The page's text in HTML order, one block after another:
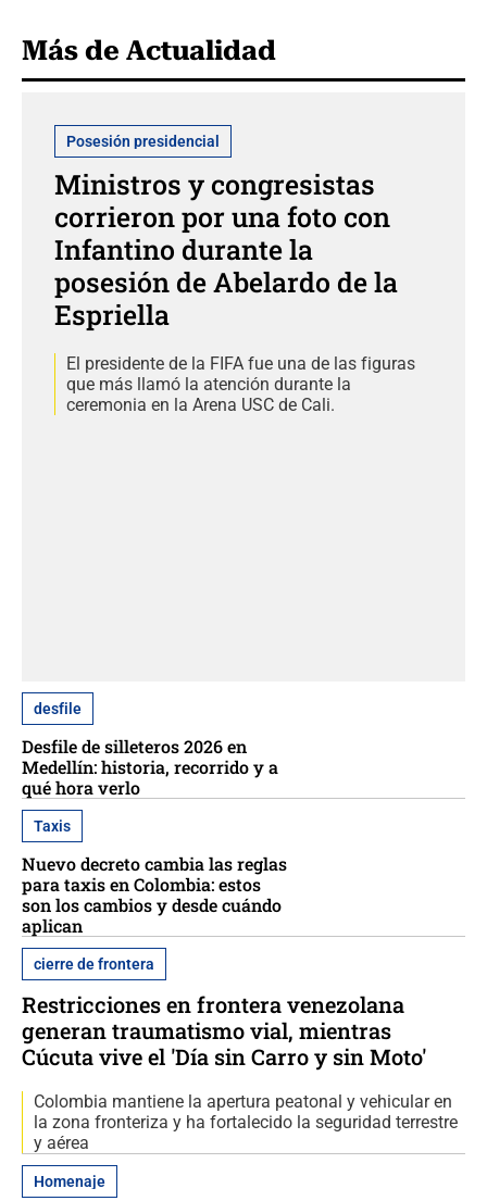
Más de Actualidad
Posesión presidencial
Ministros y congresistas
corrieron por una foto con
Infantino durante la
posesión de Abelardo de la
Espriella
El presidente de la FIFA fue una de las figuras
que más llamó la atención durante la
ceremonia en la Arena USC de Cali.
desfile
Desfile de silleteros 2026 en
Medellín: historia, recorrido y a
qué hora verlo
Taxis
Nuevo decreto cambia las reglas
para taxis en Colombia: estos
son los cambios y desde cuándo
aplican
cierre de frontera
Restricciones en frontera venezolana
generan traumatismo vial, mientras
Cúcuta vive el 'Día sin Carro y sin Moto'
Colombia mantiene la apertura peatonal y vehicular en
la zona fronteriza y ha fortalecido la seguridad terrestre
y aérea
Homenaje